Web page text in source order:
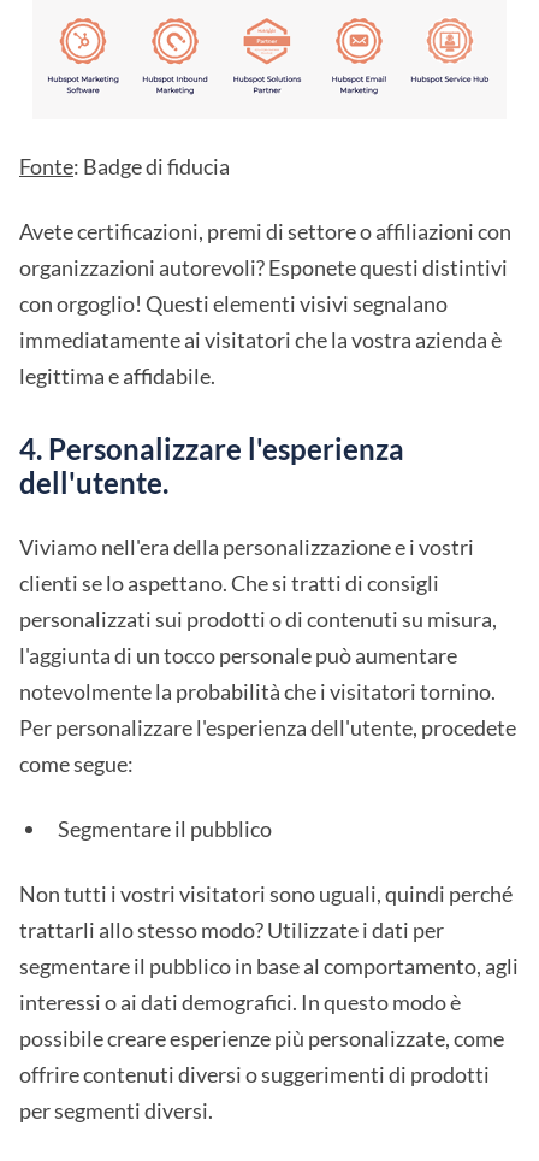
Fonte: Badge di fiducia
Avete certificazioni, premi di settore o affiliazioni con
organizzazioni autorevoli? Esponete questi distintivi
con orgoglio! Questi elementi visivi segnalano
immediatamente ai visitatori che la vostra azienda è
legittima e affidabile.
4. Personalizzare l'esperienza
dell'utente.
Viviamo nell'era della personalizzazione e i vostri
clienti se lo aspettano. Che si tratti di consigli
personalizzati sui prodotti o di contenuti su misura,
l'aggiunta di un tocco personale può aumentare
notevolmente la probabilità che i visitatori tornino.
Per personalizzare l'esperienza dell'utente, procedete
come segue:
Segmentare il pubblico
Non tutti i vostri visitatori sono uguali, quindi perché
trattarli allo stesso modo? Utilizzate i dati per
segmentare il pubblico in base al comportamento, agli
interessi o ai dati demografici. In questo modo è
possibile creare esperienze più personalizzate, come
offrire contenuti diversi o suggerimenti di prodotti
per segmenti diversi.